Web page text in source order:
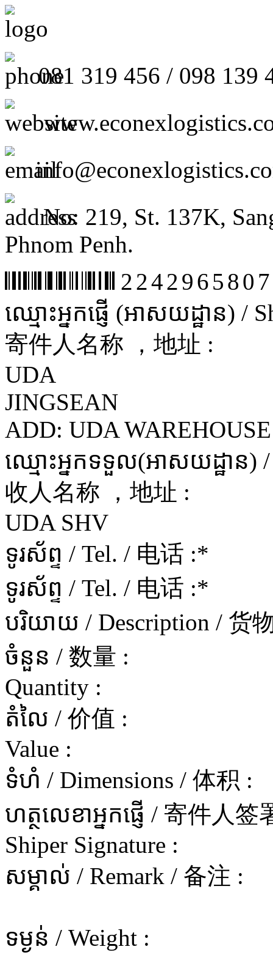
081 319 456 / 098 139
No: 219, St. 137K,
Phnom Penh.
2242965807
ឈ្មោះអ្នកផ្ញើ (អាសយដ្ឋាន) /
寄件人名称 ，地址 :
UDA
JINGSEAN
ADD: UDA
ឈ្មោះអ្នកទទួល(អាសយដ្ឋាន) /
收人名称 ，地址 :
UDA SHV
ទូរស័ព្ទ / Tel. / 电话 :*
ទូរស័ព្ទ / Tel. / 电话 :*
បរិយាយ / Description / 货
ចំនួន / 数量 :
Quantity :
តំលៃ / 价值 :
Value :
ទំហំ / Dimensions / 体积 :
ហត្ថលេខាអ្នកផ្ញើ / 寄件人
Shiper Signature :
សម្គាល់ / Remark / 备注 :
ទម្ងន់ / Weight :